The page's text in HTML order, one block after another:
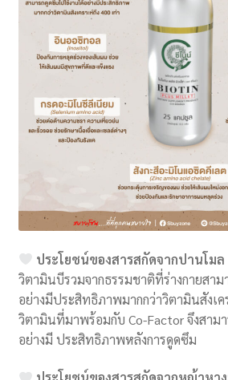
ประโยชน์ของสารสกัดจากปานโม
วิตามินบีรวมจากธรรมชาติที่ร่างกายสา
อย่างมีประสิทธิภาพมากกว่าวิตามินสังเ
วิตามินที่มาพร้อมกับ Co-Factor จึงสาม
อย่างมี ประสิทธิภาพหลังการดูดซึม